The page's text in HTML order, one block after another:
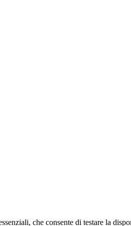
che consente di testare la